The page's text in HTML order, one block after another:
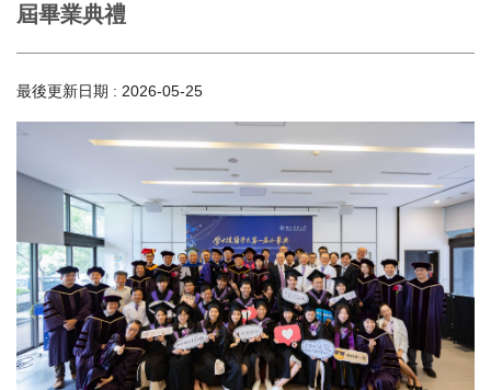
屆畢業典禮
最後更新日期 : 2026-05-25